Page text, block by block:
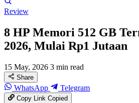
Review
8 HP Memori 512 GB
2026, Mulai Rp1 Jutaan
15 May, 2026 3 min read
Share
WhatsApp Telegram
Copy LinkCopied